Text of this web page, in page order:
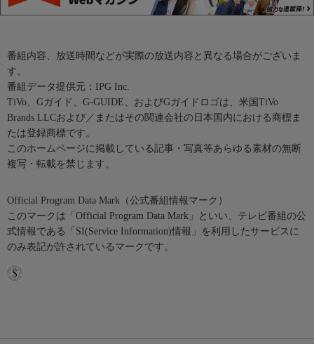
番組内容、放送時間などが実際の放送内容と異なる場合がございま
す。
番組データ提供元：IPG Inc.
TiVo、Gガイド、G-GUIDE、およびGガイドロゴは、米国TiVo
Brands LLCおよび／またはその関連会社の日本国内における商標ま
たは登録商標です。
このホームページに掲載している記事・写真等あらゆる素材の無断
複写・転載を禁じます。
Official Program Data Mark（公式番組情報マーク）
このマークは「Official Program Data Mark」といい、テレビ番組の公
式情報である「SI(Service Information)情報」を利用したサービスに
のみ表記が許されているマークです。